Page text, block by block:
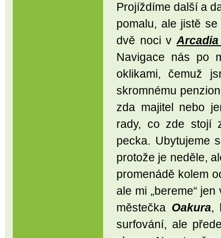
Projíždíme další a
pomalu, ale jistě
dvě noci v
Navigace nás po
oklikami, čemuž
skromnému
zda majitel nebo
rady, co zde stojí
pecka. Ubytujeme
protože je neděle,
promenádě kolem
ale mi „bereme“
městečka Oakura,
surfování, ale